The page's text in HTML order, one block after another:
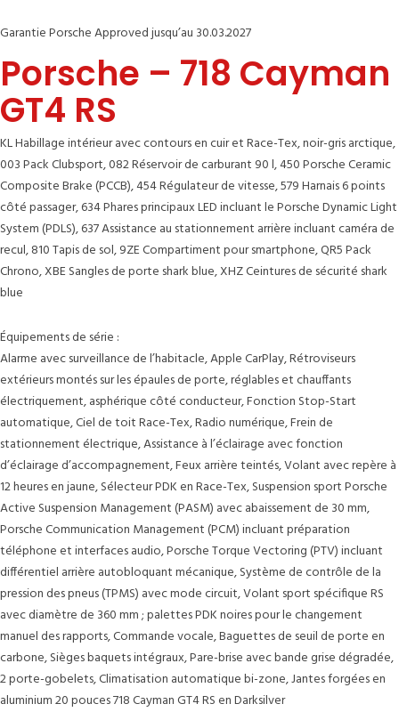
Garantie Porsche Approved jusqu’au 30.03.2027
Porsche – 718 Cayman
GT4 RS
KL Habillage intérieur avec contours en cuir et Race-Tex, noir-gris arctique,
003 Pack Clubsport, 082 Réservoir de carburant 90 l, 450 Porsche Ceramic
Composite Brake (PCCB), 454 Régulateur de vitesse, 579 Harnais 6 points
côté passager, 634 Phares principaux LED incluant le Porsche Dynamic Light
System (PDLS), 637 Assistance au stationnement arrière incluant caméra de
recul, 810 Tapis de sol, 9ZE Compartiment pour smartphone, QR5 Pack
Chrono, XBE Sangles de porte shark blue, XHZ Ceintures de sécurité shark
blue
Équipements de série :
Alarme avec surveillance de l’habitacle, Apple CarPlay, Rétroviseurs
extérieurs montés sur les épaules de porte, réglables et chauffants
électriquement, asphérique côté conducteur, Fonction Stop-Start
automatique, Ciel de toit Race-Tex, Radio numérique, Frein de
stationnement électrique, Assistance à l’éclairage avec fonction
d’éclairage d’accompagnement, Feux arrière teintés, Volant avec repère à
12 heures en jaune, Sélecteur PDK en Race-Tex, Suspension sport Porsche
Active Suspension Management (PASM) avec abaissement de 30 mm,
Porsche Communication Management (PCM) incluant préparation
téléphone et interfaces audio, Porsche Torque Vectoring (PTV) incluant
différentiel arrière autobloquant mécanique, Système de contrôle de la
pression des pneus (TPMS) avec mode circuit, Volant sport spécifique RS
avec diamètre de 360 mm ; palettes PDK noires pour le changement
manuel des rapports, Commande vocale, Baguettes de seuil de porte en
carbone, Sièges baquets intégraux, Pare-brise avec bande grise dégradée,
2 porte-gobelets, Climatisation automatique bi-zone, Jantes forgées en
aluminium 20 pouces 718 Cayman GT4 RS en Darksilver